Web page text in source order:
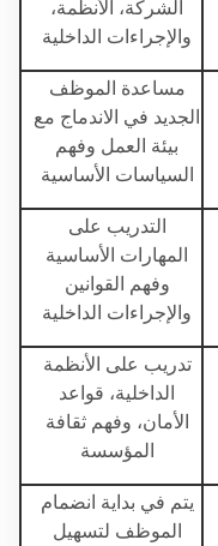
الشركة، الأنظمة،
والإجراءات الداخلية
مساعدة الموظف
الجديد في الاندماج مع
بيئة العمل وفهم
السياسات الأساسية
التدريب على
المهارات الأساسية
وفهم القوانين
والإجراءات الداخلية
تدريب على الأنظمة
الداخلية، قواعد
الأمان، وفهم ثقافة
المؤسسة
يتم في بداية انضمام
الموظف لتسهيل